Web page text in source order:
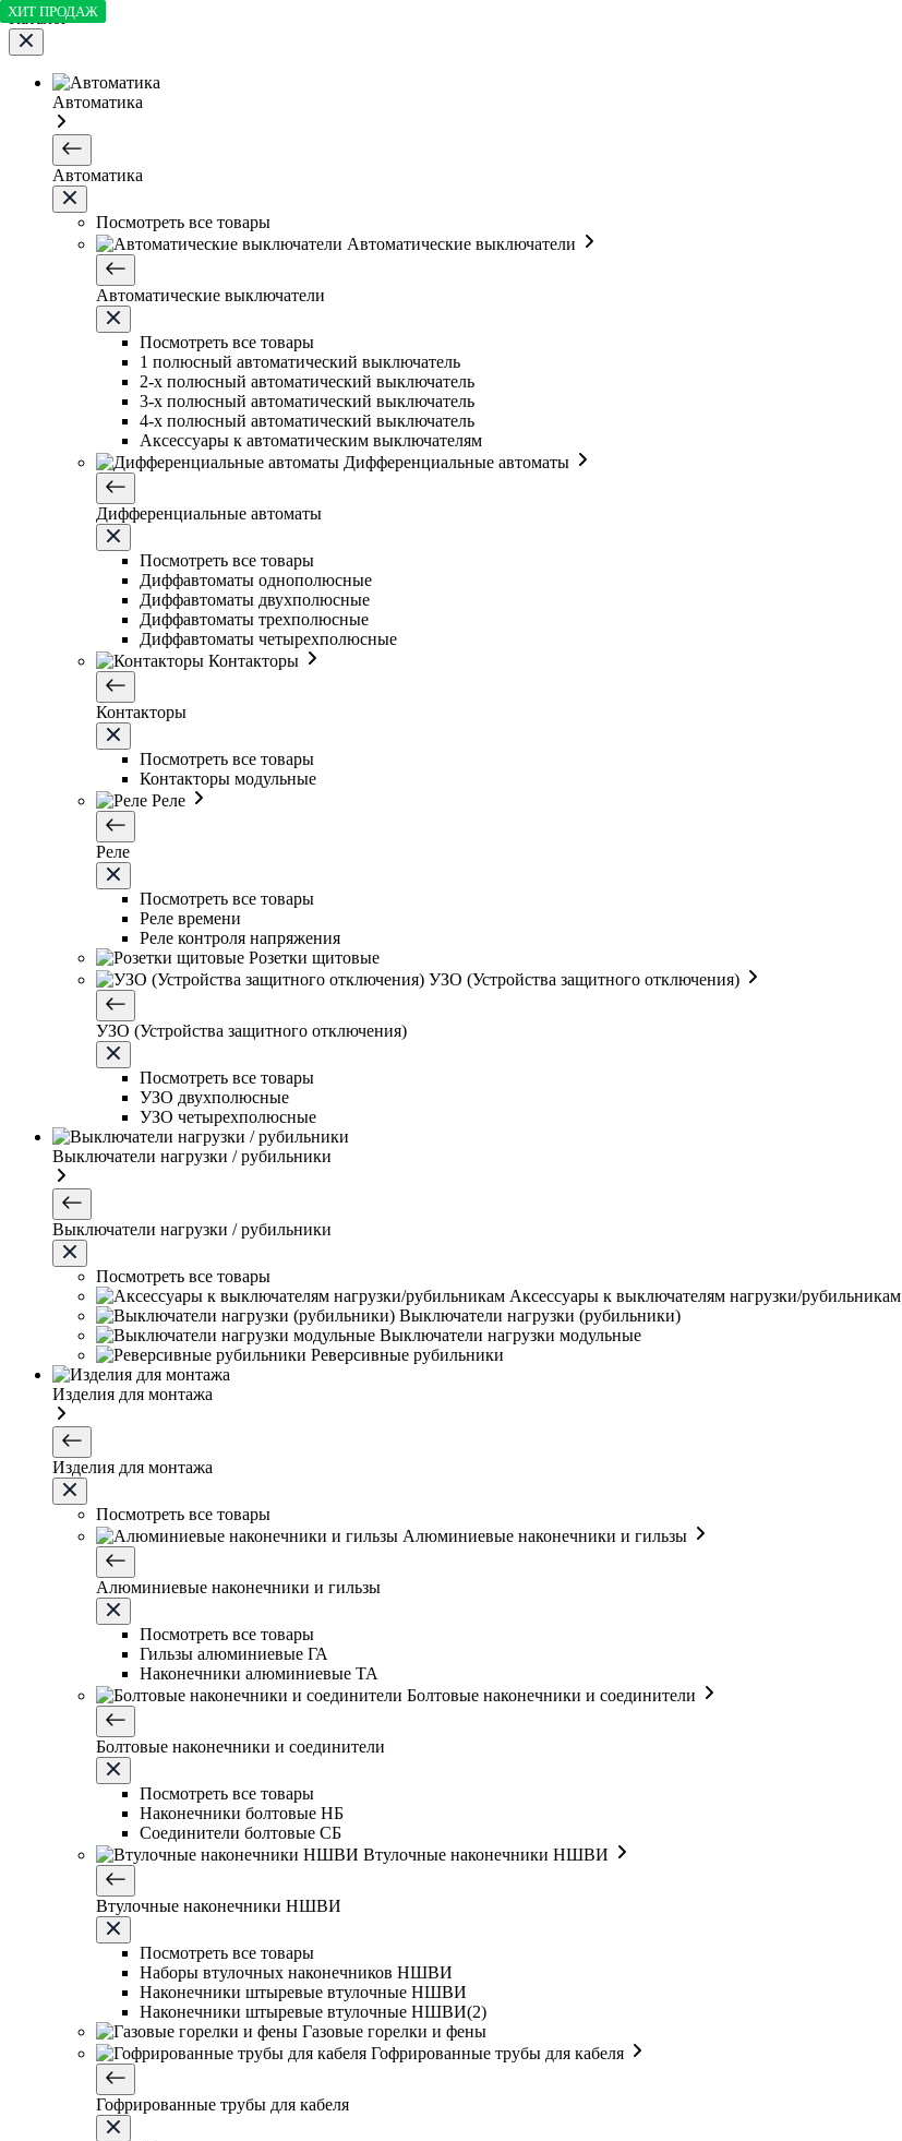
Каталог
Автоматика
Автоматика
Посмотреть все товары
Автоматические выключатели
Автоматические выключатели
Посмотреть все товары
1 полюсный автоматический выключатель
2-х полюсный автоматический выключатель
3-х полюсный автоматический выключатель
4-х полюсный автоматический выключатель
Аксессуары к автоматическим выключателям
Дифференциальные автоматы
Дифференциальные автоматы
Посмотреть все товары
Диффавтоматы однополюсные
Диффавтоматы двухполюсные
Диффавтоматы трехполюсные
Диффавтоматы четырехполюсные
Контакторы
Контакторы
Посмотреть все товары
Контакторы модульные
Реле
Реле
Посмотреть все товары
Реле времени
Реле контроля напряжения
Розетки щитовые
УЗО (Устройства защитного отключения)
УЗО (Устройства защитного отключения)
Посмотреть все товары
УЗО двухполюсные
УЗО четырехполюсные
Выключатели нагрузки / рубильники
Выключатели нагрузки / рубильники
Посмотреть все товары
Аксессуары к выключателям нагрузки/рубильникам
Выключатели нагрузки (рубильники)
Выключатели нагрузки модульные
Реверсивные рубильники
Изделия для монтажа
Изделия для монтажа
Посмотреть все товары
Алюминиевые наконечники и гильзы
Алюминиевые наконечники и гильзы
Посмотреть все товары
Гильзы алюминиевые ГА
Наконечники алюминиевые ТА
Болтовые наконечники и соединители
Болтовые наконечники и соединители
Посмотреть все товары
Наконечники болтовые НБ
Соединители болтовые СБ
Втулочные наконечники НШВИ
Втулочные наконечники НШВИ
Посмотреть все товары
Наборы втулочных наконечников НШВИ
Наконечники штыревые втулочные НШВИ
Наконечники штыревые втулочные НШВИ(2)
Газовые горелки и фены
Гофрированные трубы для кабеля
Гофрированные трубы для кабеля
ХИТ ПРОДАЖ